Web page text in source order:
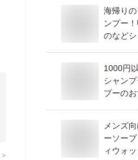
海帰り
ンプー
のなどシ
1000円
シャン
プーの
メンズ
ーソー
ィウォ